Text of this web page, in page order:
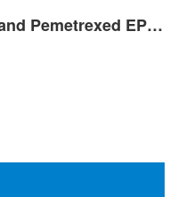
Pemetrexed EP Impurity B and Pemetrexed EP Impurity C